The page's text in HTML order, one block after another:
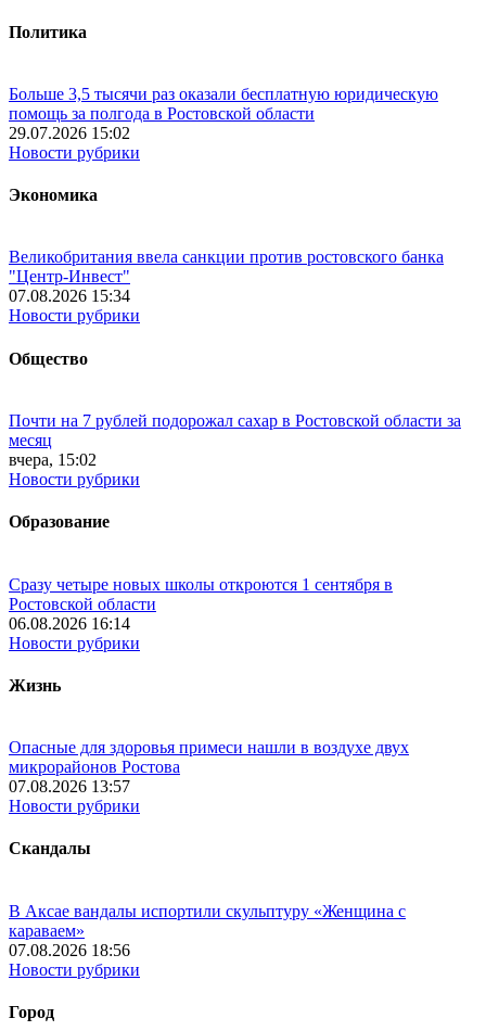
Политика
Больше 3,5 тысячи раз оказали бесплатную юридическую
помощь за полгода в Ростовской области
29.07.2026 15:02
Новости рубрики
Экономика
Великобритания ввела санкции против ростовского банка
"Центр-Инвест"
07.08.2026 15:34
Новости рубрики
Общество
Почти на 7 рублей подорожал сахар в Ростовской области за
месяц
вчера, 15:02
Новости рубрики
Образование
Сразу четыре новых школы откроются 1 сентября в
Ростовской области
06.08.2026 16:14
Новости рубрики
Жизнь
Опасные для здоровья примеси нашли в воздухе двух
микрорайонов Ростова
07.08.2026 13:57
Новости рубрики
Скандалы
В Аксае вандалы испортили скульптуру «Женщина с
караваем»
07.08.2026 18:56
Новости рубрики
Город